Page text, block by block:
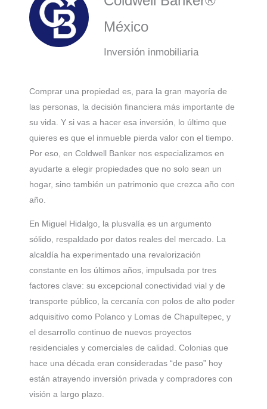
México
Inversión inmobiliaria
Comprar una propiedad es, para la gran mayoría de
las personas, la decisión financiera más importante de
su vida. Y si vas a hacer esa inversión, lo último que
quieres es que el inmueble pierda valor con el tiempo.
Por eso, en Coldwell Banker nos especializamos en
ayudarte a elegir propiedades que no solo sean un
hogar, sino también un patrimonio que crezca año con
año.
En Miguel Hidalgo, la plusvalía es un argumento
sólido, respaldado por datos reales del mercado. La
alcaldía ha experimentado una revalorización
constante en los últimos años, impulsada por tres
factores clave: su excepcional conectividad vial y de
transporte público, la cercanía con polos de alto poder
adquisitivo como Polanco y Lomas de Chapultepec, y
el desarrollo continuo de nuevos proyectos
residenciales y comerciales de calidad. Colonias que
hace una década eran consideradas “de paso” hoy
están atrayendo inversión privada y compradores con
visión a largo plazo.